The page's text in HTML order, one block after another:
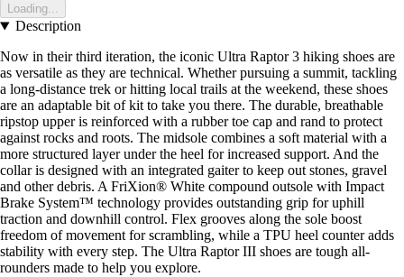
Loading...
Description
Now in their third iteration, the iconic Ultra Raptor 3 hiking shoes are
as versatile as they are technical. Whether pursuing a summit, tackling
a long-distance trek or hitting local trails at the weekend, these shoes
are an adaptable bit of kit to take you there. The durable, breathable
ripstop upper is reinforced with a rubber toe cap and rand to protect
against rocks and roots. The midsole combines a soft material with a
more structured layer under the heel for increased support. And the
collar is designed with an integrated gaiter to keep out stones, gravel
and other debris. A FriXion® White compound outsole with Impact
Brake System™ technology provides outstanding grip for uphill
traction and downhill control. Flex grooves along the sole boost
freedom of movement for scrambling, while a TPU heel counter adds
stability with every step. The Ultra Raptor III shoes are tough all-
rounders made to help you explore.